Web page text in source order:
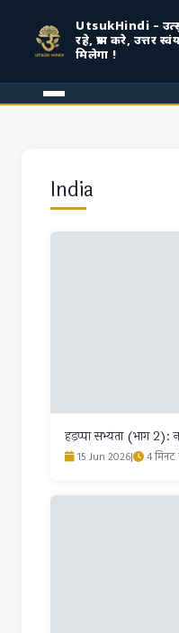
UtsukHindi –
रहे, प्रश्न करे, उत्तर
मिलेगा !
India
हड़प्पा सभ्यता (भाग 2):
15 Jun 2026| 4